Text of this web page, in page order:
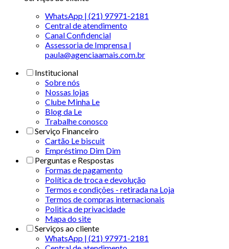
WhatsApp | (21) 97971-2181
Central de atendimento
Canal Confidencial
Assessoria de Imprensa |
paula@agenciaamais.com.br
Institucional
Sobre nós
Nossas lojas
Clube Minha Le
Blog da Le
Trabalhe conosco
Serviço Financeiro
Cartão Le biscuit
Empréstimo Dim Dim
Perguntas e Respostas
Formas de pagamento
Política de troca e devolução
Termos e condições - retirada na Loja
Termos de compras internacionais
Politica de privacidade
Mapa do site
Serviços ao cliente
WhatsApp | (21) 97971-2181